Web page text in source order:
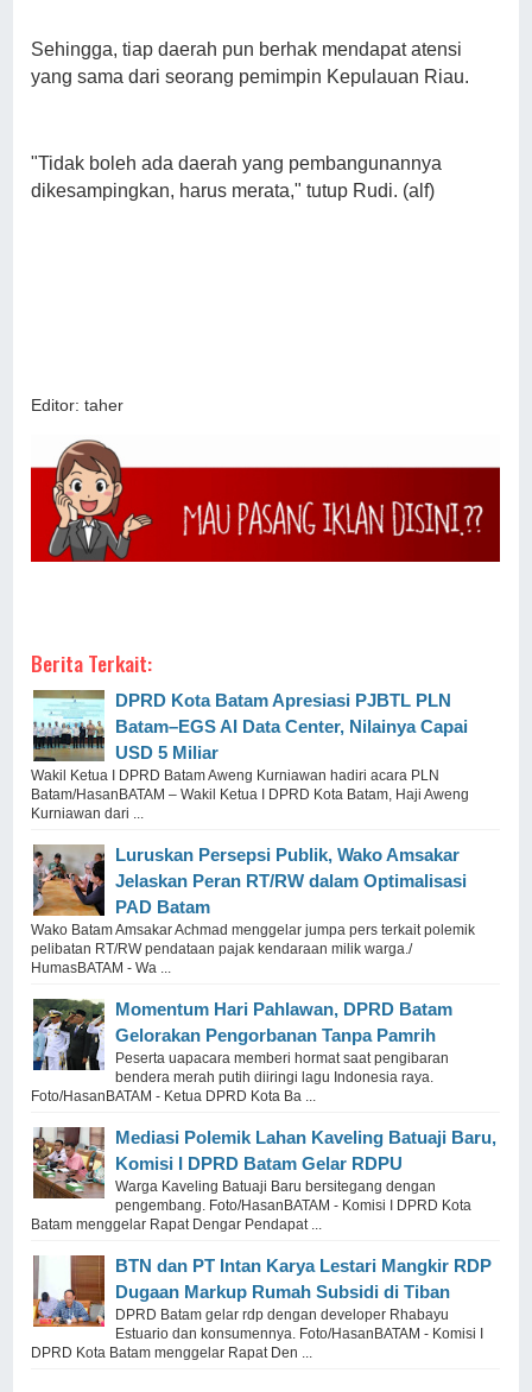
Sehingga, tiap daerah pun berhak mendapat atensi
yang sama dari seorang pemimpin Kepulauan Riau.
"Tidak boleh ada daerah yang pembangunannya
dikesampingkan, harus merata," tutup Rudi. (alf)
Editor: taher
Berita Terkait:
DPRD Kota Batam Apresiasi PJBTL PLN
Batam–EGS AI Data Center, Nilainya Capai
USD 5 Miliar
Wakil Ketua I DPRD Batam Aweng Kurniawan hadiri acara PLN
Batam/HasanBATAM – Wakil Ketua I DPRD Kota Batam, Haji Aweng
Kurniawan dari ...
Luruskan Persepsi Publik, Wako Amsakar
Jelaskan Peran RT/RW dalam Optimalisasi
PAD Batam
Wako Batam Amsakar Achmad menggelar jumpa pers terkait polemik
pelibatan RT/RW pendataan pajak kendaraan milik warga./
HumasBATAM - Wa ...
Momentum Hari Pahlawan, DPRD Batam
Gelorakan Pengorbanan Tanpa Pamrih
Peserta uapacara memberi hormat saat pengibaran
bendera merah putih diiringi lagu Indonesia raya.
Foto/HasanBATAM - Ketua DPRD Kota Ba ...
Mediasi Polemik Lahan Kaveling Batuaji Baru,
Komisi I DPRD Batam Gelar RDPU
Warga Kaveling Batuaji Baru bersitegang dengan
pengembang. Foto/HasanBATAM - Komisi I DPRD Kota
Batam menggelar Rapat Dengar Pendapat ...
BTN dan PT Intan Karya Lestari Mangkir RDP
Dugaan Markup Rumah Subsidi di Tiban
DPRD Batam gelar rdp dengan developer Rhabayu
Estuario dan konsumennya. Foto/HasanBATAM - Komisi I
DPRD Kota Batam menggelar Rapat Den ...